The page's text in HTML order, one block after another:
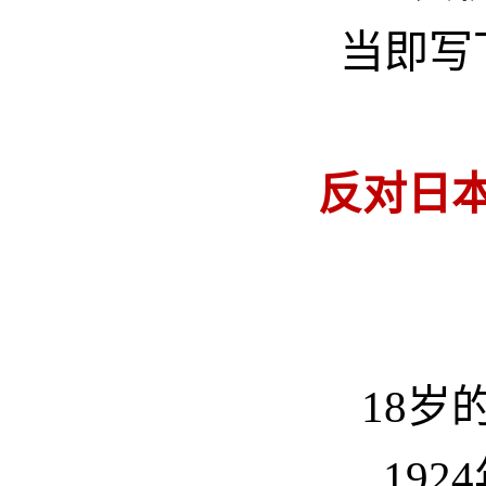
当即写
反对日
18岁